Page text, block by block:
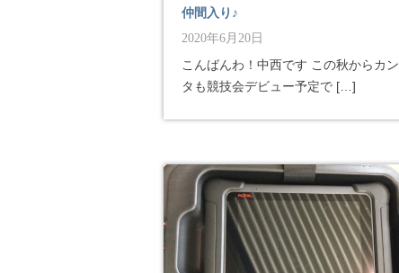
仲間入り♪
2020年6月20日
こんばんわ！中西です この秋からカン
タも競技会デビュー予定で […]